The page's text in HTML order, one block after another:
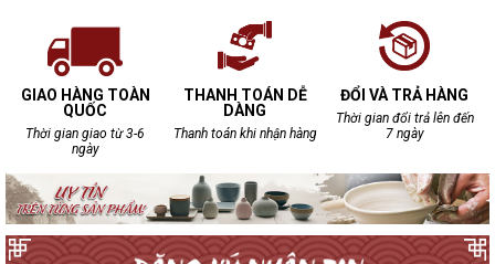
GIAO HÀNG TOÀN
QUỐC
Thời gian giao từ 3-6
ngày
THANH TOÁN DỄ
DÀNG
Thanh toán khi nhận hàng
ĐỔI VÀ TRẢ HÀNG
Thời gian đổi trả lên đến
7 ngày